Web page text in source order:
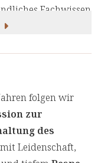
und Fachwissen
mit den
Wert auf
Auswahlprozess
um Ihnen
Wir nutzen
folgen wir
zur
des
Leidenschaft,